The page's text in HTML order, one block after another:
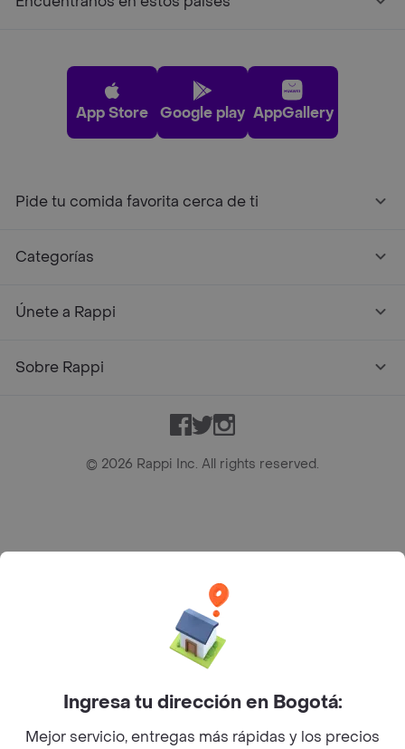
App Store Google play AppGallery
Pide tu comida favorita cerca de ti
Categorías
Únete a Rappi
Sobre Rappi
Facebook
TwitterInstagram
© 2026 Rappi Inc. All rights reserved.
Bogotá D.C. --- notificacionesrappi@rappi.com
Ingresa tu dirección en Bogotá:
Mejor servicio, entregas más rápidas y los precios